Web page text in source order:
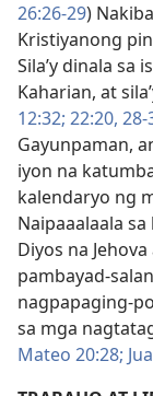
26:​26-29)
Kristiyanong
Sila’y dinala sa
Kaharian, at
12:32; 22:​20, 28-
Gayunpaman,
iyon na
kalendaryo ng
Naipaaalaala
Diyos na
pambayad-
nagpapaging-
sa mga
Mateo 20:28;